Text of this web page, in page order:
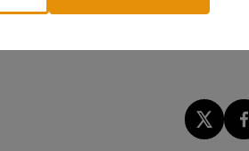
sur votre chemin. Si vous
peu plus d’un an, WeWard compte un